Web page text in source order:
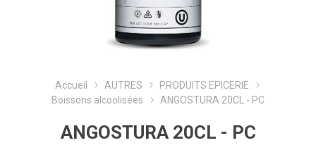
Accueil AUTRES
PRODUITS EPICERIE
Boissons alcoolisées
ANGOSTURA 20CL - PC
ANGOSTURA 20CL - PC